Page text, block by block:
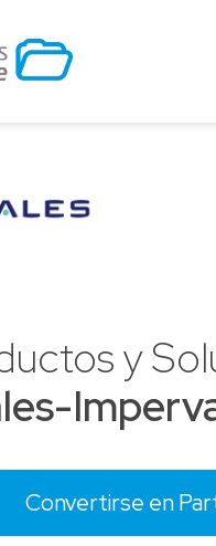
y
Convertirse en